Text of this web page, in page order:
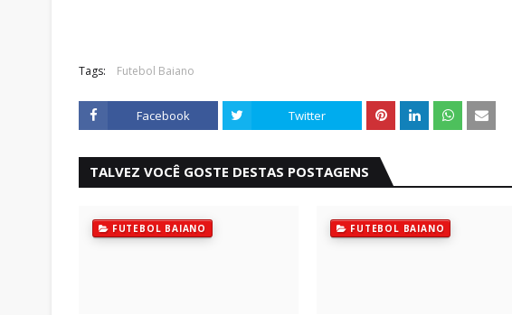
Tags: Futebol Baiano
Facebook Twitter
TALVEZ VOCÊ GOSTE DESTAS POSTAGENS
FUTEBOL BAIANO FUTEBOL BAIANO